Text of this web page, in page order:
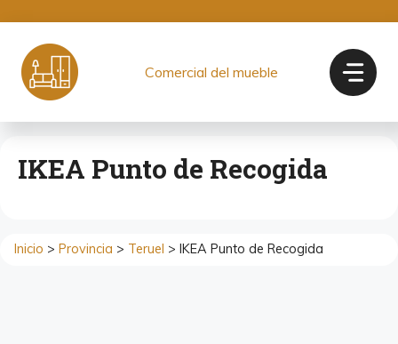
contenido
Comercial del mueble
IKEA Punto de Recogida
Inicio > Provincia > Teruel > IKEA Punto de Recogida